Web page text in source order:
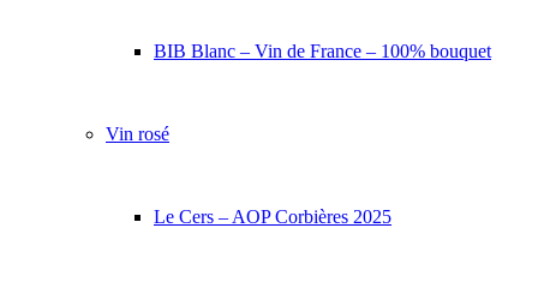
BIB Blanc – Vin de France – 100% bouquet
Vin rosé
Le Cers – AOP Corbières 2025